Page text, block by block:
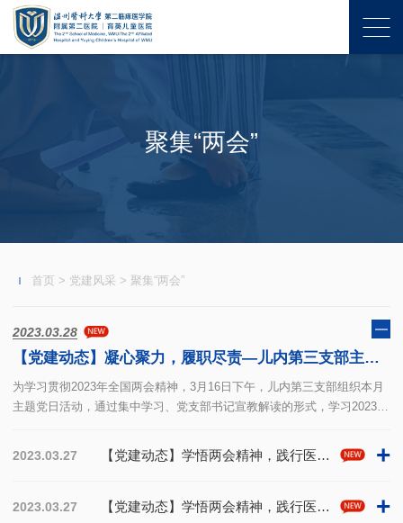
聚集“两会”
首页 > 党建风采 > 聚集“两会”
2023.03.28
【党建动态】凝心聚力，履职尽责—儿内第三支部主题党日深刻学习两会精神
为学习贯彻2023年全国两会精神，3月16日下午，儿内第三支部组织本月
主题党日活动，通过集中学习、党支部书记宣教解读的形式，学习2023年
2023.03.27 【党建动态】学悟两会精神，践行医者初心 —外科第一党支部召开主题党日活动学习“两会”精神 +
2023.03.27 【党建动态】学悟两会精神，践行医者初心 —外科第一党支部召开主题党日活动学习“两会”精神 +